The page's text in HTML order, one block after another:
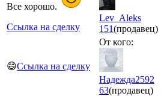
Все хорошо.
Ссылка на сделку
Lev_Aleks
151(продавец)
😄Ссылка на сделку
От кого:
Надежда2592
63(продавец)